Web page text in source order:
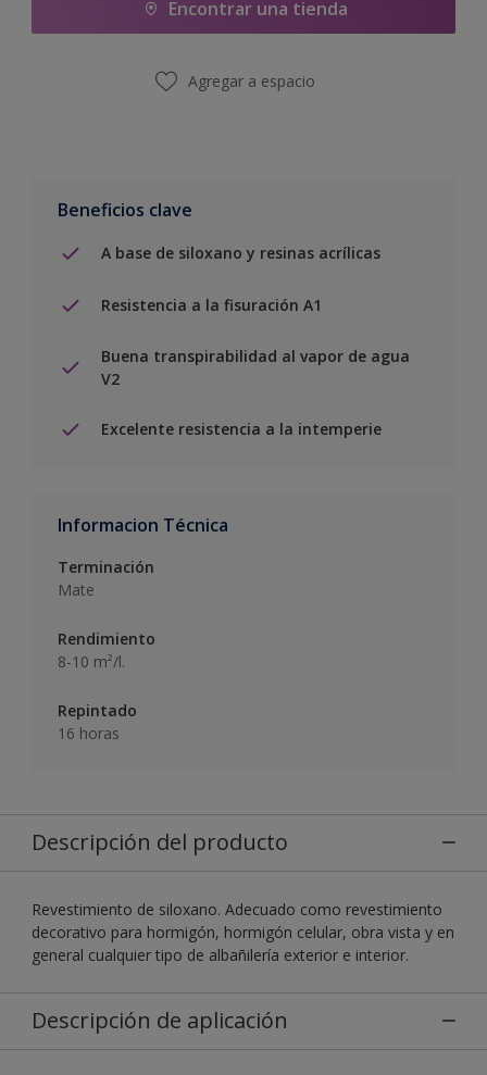
Encontrar una tienda
Agregar a espacio
Beneficios clave
A base de siloxano y resinas acrílicas
Resistencia a la fisuración A1
Buena transpirabilidad al vapor de agua
V2
Excelente resistencia a la intemperie
Informacion Técnica
Terminación
Mate
Rendimiento
8-10 m²/l.
Repintado
16 horas
Descripción del producto
Revestimiento de siloxano. Adecuado como revestimiento
decorativo para hormigón, hormigón celular, obra vista y en
general cualquier tipo de albañilería exterior e interior.
Descripción de aplicación